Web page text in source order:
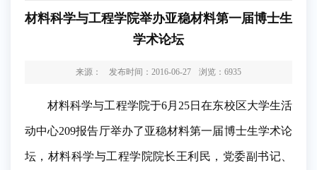
材料科学与工程学院举办亚稳材料第一届博士生
学术论坛
来源： 发布时间：2016-06-27 浏览： 6935
材料科学与工程学院于6月25日在东校区大学生活
动中心209报告厅举办了亚稳材料第一届博士生学术论
坛，材料科学与工程学院院长王利民，党委副书记、